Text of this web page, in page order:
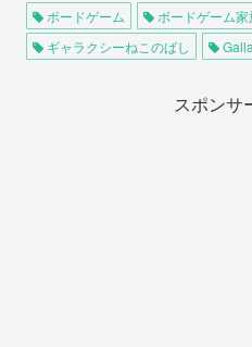
ボードゲーム ボードゲーム家
ギャラクシーねこのばし
スポンサ